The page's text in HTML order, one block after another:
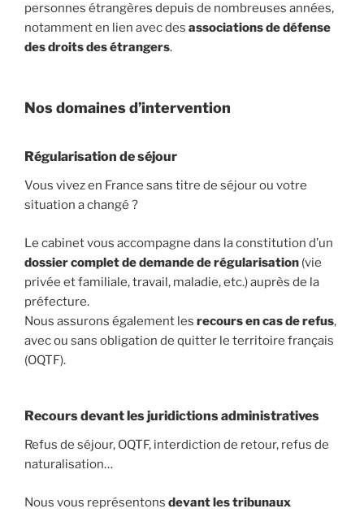
personnes étrangères depuis de nombreuses années,
notamment en lien avec des associations de défense
des droits des étrangers.
Nos domaines d’intervention
Régularisation de séjour
Vous vivez en France sans titre de séjour ou votre
situation a changé ?
Le cabinet vous accompagne dans la constitution d’un
dossier complet de demande de régularisation (vie
privée et familiale, travail, maladie, etc.) auprès de la
préfecture.
Nous assurons également les recours en cas de refus,
avec ou sans obligation de quitter le territoire français
(OQTF).
Recours devant les juridictions administratives
Refus de séjour, OQTF, interdiction de retour, refus de
naturalisation…
Nous vous représentons devant les tribunaux